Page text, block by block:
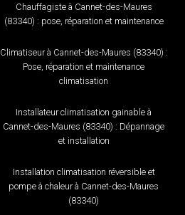
Chauffagiste à Cannet-des-Maures
(83340) : pose, réparation et maintenance
Climatiseur à Cannet-des-Maures (83340) :
Pose, réparation et maintenance
climatisation
Installateur climatisation gainable à
Cannet-des-Maures (83340) : Dépannage
et installation
Installation climatisation réversible et
pompe à chaleur à Cannet-des-Maures
(83340)